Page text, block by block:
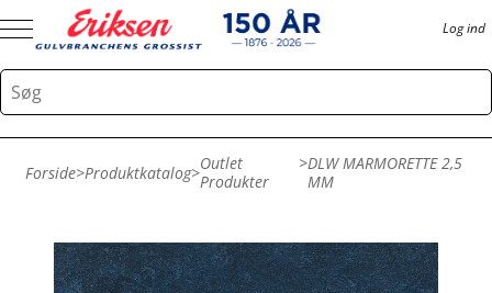
Log ind
Forside>Produktkatalog>Outlet
Produkter
>DLW MARMORETTE 2,5
MM